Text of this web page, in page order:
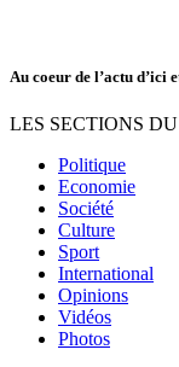
Au coeur de l’actu d’ici
LES SECTIONS
Politique
Economie
Société
Culture
Sport
International
Opinions
Vidéos
Photos